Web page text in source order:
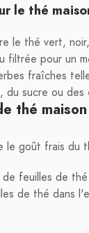
le thé
le thé vert,
filtrée pour un
fraîches
du sucre ou
thé maison
le goût frais du
feuilles de
de thé dans